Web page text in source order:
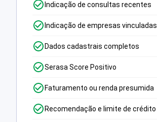
Indicação de consultas recentes
Indicação de empresas vinculadas
Dados cadastrais completos
Serasa Score Positivo
Faturamento ou renda presumida
Recomendação e limite de crédito